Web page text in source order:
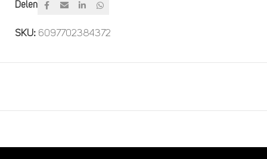
Delen
SKU: 6097702384372